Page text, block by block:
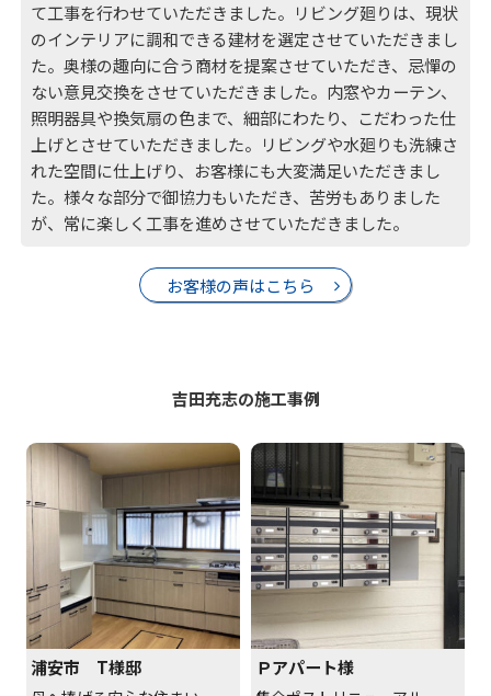
て工事を行わせていただきました。リビング廻りは、現状
のインテリアに調和できる建材を選定させていただきまし
た。奥様の趣向に合う商材を提案させていただき、忌憚の
ない意見交換をさせていただきました。内窓やカーテン、
照明器具や換気扇の色まで、細部にわたり、こだわった仕
上げとさせていただきました。リビングや水廻りも洗練さ
れた空間に仕上げり、お客様にも大変満足いただきまし
た。様々な部分で御協力もいただき、苦労もありました
が、常に楽しく工事を進めさせていただきました。
お客様の声はこちら
吉田充志の施工事例
浦安市 T様邸 Ｐアパート様